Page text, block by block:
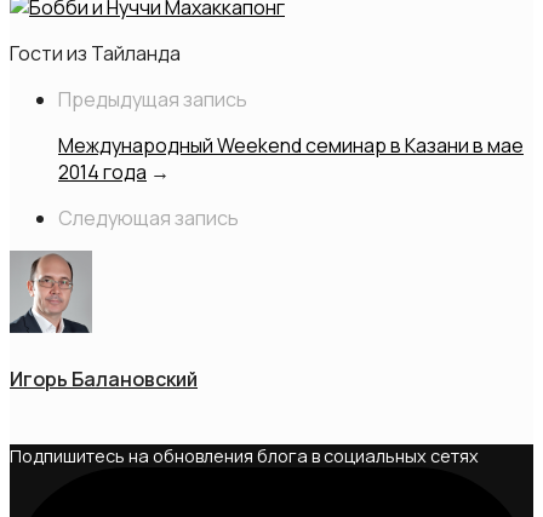
Гости из Тайланда
Предыдущая запись
Международный Weekend семинар в Казани в мае
2014 года →
Следующая запись
Игорь Балановский
Подпишитесь на обновления блога в социальных сетях